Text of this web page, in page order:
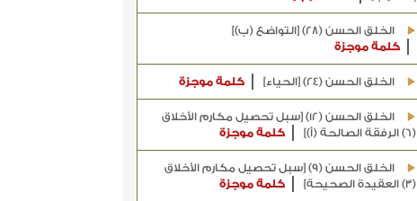
الخلق الحسن (28) [التواضع (ب)]
كلمة موجزة
الخلق الحسن (24) [الحياء] كلمة موجزة
الخلق الحسن (12) [سبل تحصيل مكارم الأخلاق
(6) الرفقة الصالحة (أ)]
كلمة موجزة
الخلق الحسن (9) [سبل تحصيل مكارم الأخلاق
(3) العقيدة الصحيحة]
كلمة موجزة